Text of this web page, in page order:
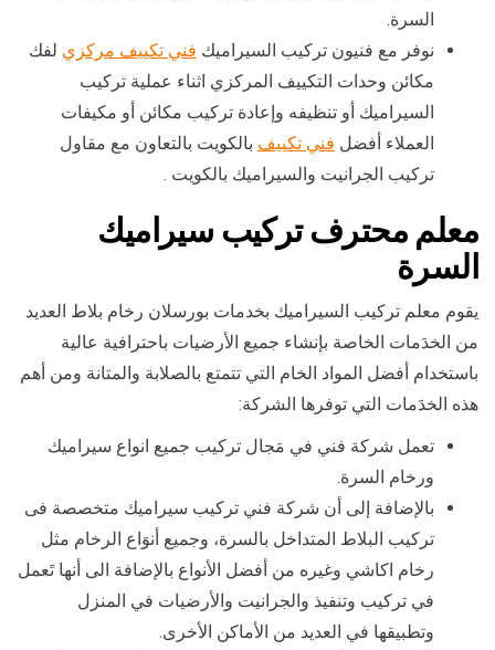
السرة.
نوفر مع فنيون تركيب السيراميك فني تكييف مركزي لفك
مكائن وحدات التكييف المركزي اثناء عملية تركيب
السيراميك أو تنظيفه وإعادة تركيب مكائن أو مكيفات
العملاء أفضل فني تكييف بالكويت بالتعاون مع مقاول
تركيب الجرانيت والسيراميك بالكويت .
معلم محترف تركيب سيراميك
السرة
يقوم معلم تركيب السيراميك بخدمات بورسلان رخام بلاط العديد
من الخدَمات الخاصة بإنشاء جميع الأرضيات باحترافية عالية
باستخدام أفضل المواد الخام التي تتمتع بالصلابة والمتانة ومن أهم
هذه الخدَمات التي توفرها الشركة:
تعمل شركة فني في مَجال تركيب جميع انواع سيراميك
ورخام السرة.
بالإضافة إلى أن شركة فني تركيب سيراميك متخصصة فى
تركيب البلاط المتداخل بالسرة، وجميع أنوَاع الرخام مثل
رخام اكاشي وغيره من أفضل الأنواع بالإضافة الى أنها تَعمل
في تركيب وتنفيذ والجرانيت والأرضيات في المنزل
وتطبيقها في العديد من الأماكن الأخرى.